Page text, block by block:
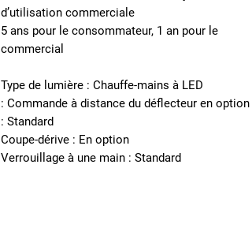
d’utilisation commerciale
5 ans pour le consommateur, 1 an pour le
commercial
Type de lumière : Chauffe-mains à LED
: Commande à distance du déflecteur en option
: Standard
Coupe-dérive : En option
Verrouillage à une main : Standard